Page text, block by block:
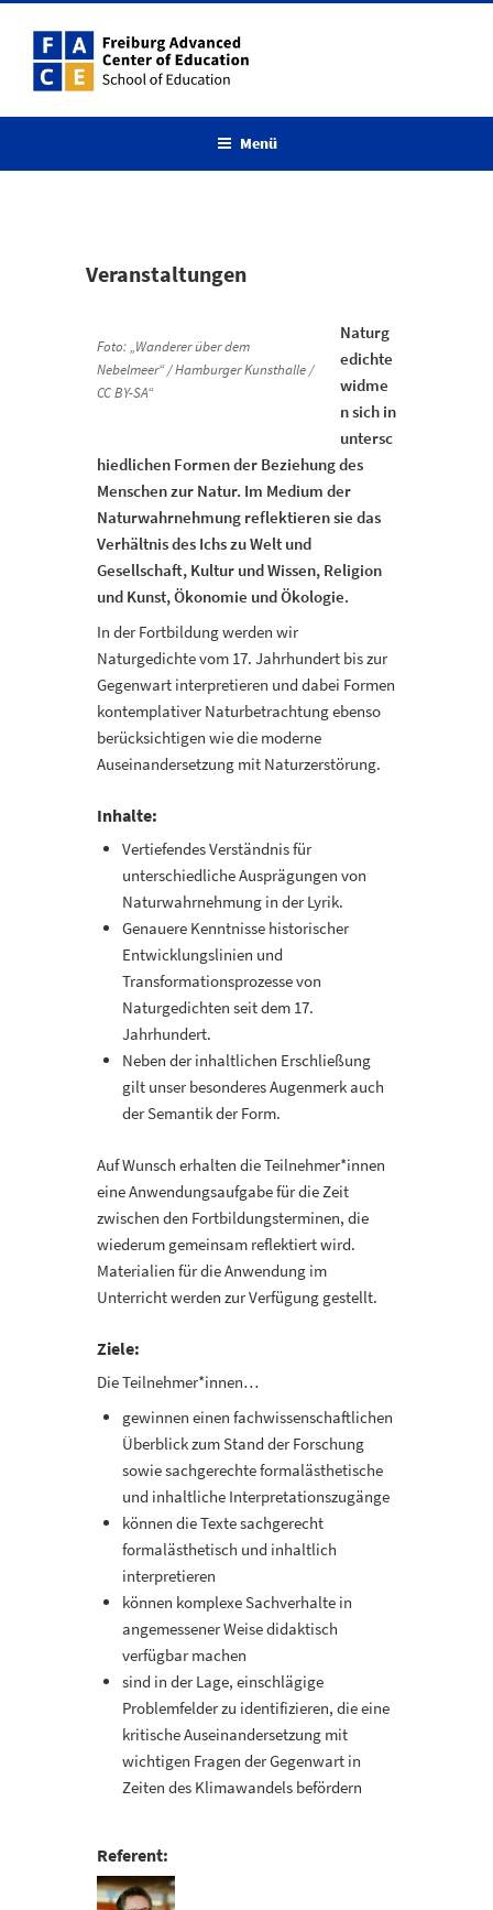
Menü
Veranstaltungen
Foto: „Wanderer über dem
Nebelmeer“ / Hamburger Kunsthalle /
CC BY-SA“
Naturg
edichte
widme
n sich in
untersc
hiedlichen Formen der Beziehung des
Menschen zur Natur. Im Medium der
Naturwahrnehmung reflektieren sie das
Verhältnis des Ichs zu Welt und
Gesellschaft, Kultur und Wissen, Religion
und Kunst, Ökonomie und Ökologie.
In der Fortbildung werden wir
Naturgedichte vom 17. Jahrhundert bis zur
Gegenwart interpretieren und dabei Formen
kontemplativer Naturbetrachtung ebenso
berücksichtigen wie die moderne
Auseinandersetzung mit Naturzerstörung.
Inhalte:
Vertiefendes Verständnis für
unterschiedliche Ausprägungen von
Naturwahrnehmung in der Lyrik.
Genauere Kenntnisse historischer
Entwicklungslinien und
Transformationsprozesse von
Naturgedichten seit dem 17.
Jahrhundert.
Neben der inhaltlichen Erschließung
gilt unser besonderes Augenmerk auch
der Semantik der Form.
Auf Wunsch erhalten die Teilnehmer*innen
eine Anwendungsaufgabe für die Zeit
zwischen den Fortbildungsterminen, die
wiederum gemeinsam reflektiert wird.
Materialien für die Anwendung im
Unterricht werden zur Verfügung gestellt.
Ziele:
Die Teilnehmer*innen…
gewinnen einen fachwissenschaftlichen
Überblick zum Stand der Forschung
sowie sachgerechte formalästhetische
und inhaltliche Interpretationszugänge
können die Texte sachgerecht
formalästhetisch und inhaltlich
interpretieren
können komplexe Sachverhalte in
angemessener Weise didaktisch
verfügbar machen
sind in der Lage, einschlägige
Problemfelder zu identifizieren, die eine
kritische Auseinandersetzung mit
wichtigen Fragen der Gegenwart in
Zeiten des Klimawandels befördern
Referent: